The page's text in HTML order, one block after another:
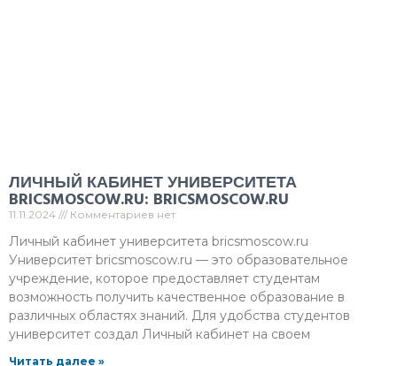
ЛИЧНЫЙ КАБИНЕТ УНИВЕРСИТЕТА
BRICSMOSCOW.RU: BRICSMOSCOW.RU
11.11.2024 Комментариев нет
Личный кабинет университета bricsmoscow.ru
Университет bricsmoscow.ru — это образовательное
учреждение, которое предоставляет студентам
возможность получить качественное образование в
различных областях знаний. Для удобства студентов
университет создал Личный кабинет на своем
Читать далее »